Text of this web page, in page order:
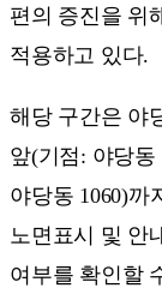
편의 증진을 위
적용하고 있다.
해당 구간은 야
앞(기점: 야당
야당동 1060)까
노면표시 및 안
여부를 확인할